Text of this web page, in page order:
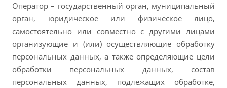
Оператор – государственный орган, муниципальный
орган, юридическое или физическое лицо,
самостоятельно или совместно с другими лицами
организующие и (или) осуществляющие обработку
персональных данных, а также определяющие цели
обработки персональных данных, состав
персональных данных, подлежащих обработке,